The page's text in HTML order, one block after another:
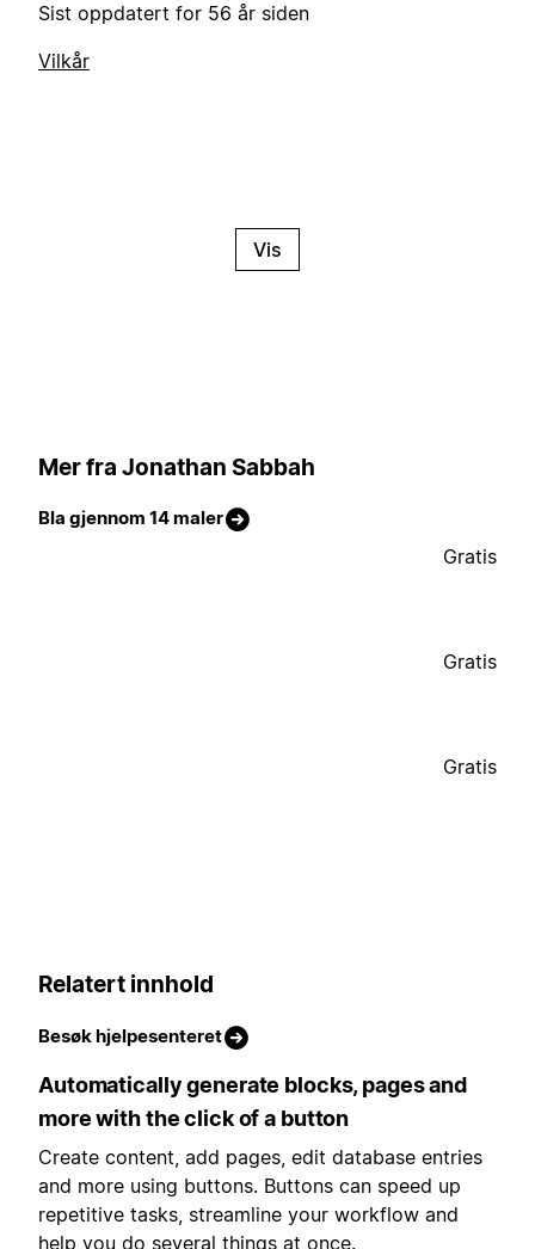
Sist oppdatert for 56 år siden
Vilkår
Vis
Mer fra Jonathan Sabbah
Bla gjennom 14 maler
Gratis
Gratis
Gratis
Relatert innhold
Besøk hjelpesenteret
Automatically generate blocks, pages and
more with the click of a button
Create content, add pages, edit database entries
and more using buttons. Buttons can speed up
repetitive tasks, streamline your workflow and
help you do several things at once.